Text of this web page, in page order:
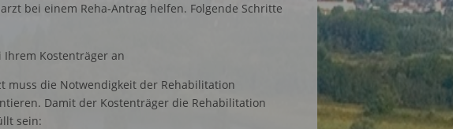
bei einem Reha-Antrag helfen. Folgende Schritte
Ihrem Kostenträger an
muss die Notwendigkeit der Rehabilitation
Damit der Kostenträger die Rehabilitation
sein: